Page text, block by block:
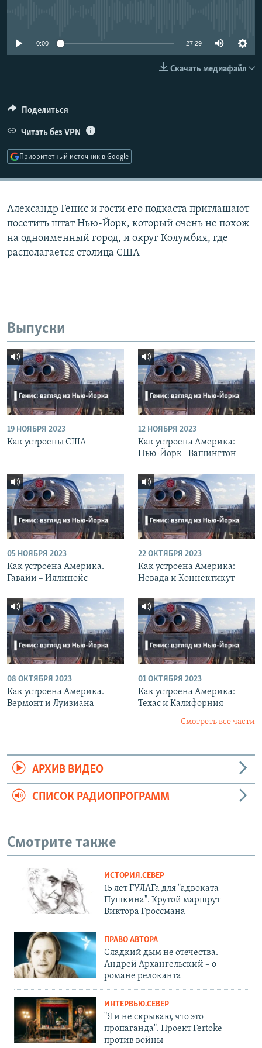
0:00 27:29
Скачать медиафайл
Поделиться
Читать без VPN
Приоритетный источник в Google
Александр Генис и гости его подкаста приглашают
посетить штат Нью-Йорк, который очень не похож
на одноименный город, и округ Колумбия, где
располагается столица США
Выпуски
19 НОЯБРЯ 2023
Как устроены США
12 НОЯБРЯ 2023
Как устроена Америка:
Нью-Йорк –Вашингтон
05 НОЯБРЯ 2023
Как устроена Америка.
Гавайи – Иллинойс
22 ОКТЯБРЯ 2023
Как устроена Америка:
Невада и Коннектикут
08 ОКТЯБРЯ 2023
Как устроена Америка.
Вермонт и Луизиана
01 ОКТЯБРЯ 2023
Как устроена Америка:
Техас и Калифорния
Смотреть все части
АРХИВ ВИДЕО
СПИСОК РАДИОПРОГРАММ
Смотрите также
ИСТОРИЯ.СЕВЕР
15 лет ГУЛАГа для "адвоката
Пушкина". Крутой маршрут
Виктора Гроссмана
ПРАВО АВТОРА
Сладкий дым не отечества.
Андрей Архангельский – о
романе релоканта
ИНТЕРВЬЮ.СЕВЕР
"Я и не скрываю, что это
пропаганда". Проект Fertoke
против войны